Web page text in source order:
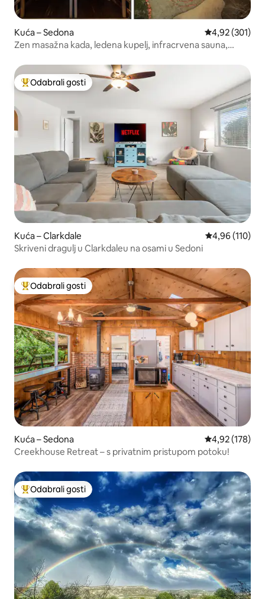
Kuća – Sedona Prosječna
4,92 (301)
Zen masažna kada, ledena kupelj, infracrvena sauna,
Među najviše rangiranima s oznakom „Odabrali gosti”
Odabrali gosti
Kuća – Clarkdale Prosječna
4,96 (110)
Skriveni dragulj u Clarkdaleu na osami u Sedoni
Među najviše rangiranima s oznakom „Odabrali gosti”
Odabrali gosti
Kuća – Sedona Prosječna
4,92 (178)
Creekhouse Retreat – s privatnim pristupom potoku!
Među najviše rangiranima s oznakom „Odabrali gosti”
Odabrali gosti